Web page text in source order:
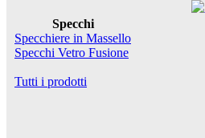
Specchi
Specchiere in Massello
Specchi Vetro Fusione
Tutti i prodotti